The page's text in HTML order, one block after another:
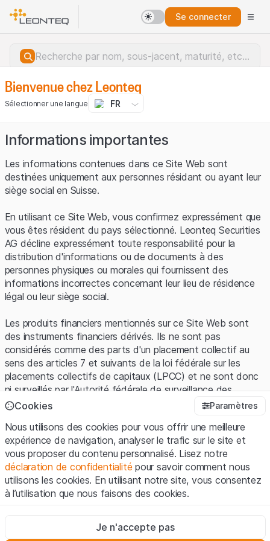
Se connecter
Erreur du serveur.
Bienvenue chez Leonteq
Sélectionner une langue FR
Informations importantes
Les informations contenues dans ce Site Web sont
destinées uniquement aux personnes résidant ou ayant leur
siège social en Suisse.
En utilisant ce Site Web, vous confirmez expressément que
vous êtes résident du pays sélectionné. Leonteq Securities
AG décline expressément toute responsabilité pour la
distribution d'informations ou de documents à des
personnes physiques ou morales qui fournissent des
informations incorrectes concernant leur lieu de résidence
légal ou leur siège social.
Les produits financiers mentionnés sur ce Site Web sont
des instruments financiers dérivés. Ils ne sont pas
considérés comme des parts d'un placement collectif au
sens des articles 7 et suivants de la loi fédérale sur les
placements collectifs de capitaux (LPCC) et ne sont donc
ni surveillés par l'Autorité fédérale de surveillance des
marchés financiers (FINMA) ni enregistrés auprès de la
protection spécifique des investisseurs prévue par la LPCC.
Conditions d'utilisation et informations juridiques
En utilisant le Site Web de Leonteq Securities AG (ci-après
"Site Web"), vous confirmez que vous avez compris et que
vous acceptez les informations juridiques, les notes
vous n'acceptez pas les Conditions d'utilisation, veuillez-
vous abstenir d'utiliser ce Site Web.
Cookies Paramètres
Nous utilisons des cookies pour vous offrir une meilleure
expérience de navigation, analyser le trafic sur le site et
vous proposer du contenu personnalisé. Lisez notre
déclaration de confidentialité pour savoir comment nous
utilisons les cookies. En utilisant notre site, vous consentez
à l’utilisation que nous faisons des cookies.
Ces cookies sont nécessaires au bon fonctionnement du site
Je n'accepte pas